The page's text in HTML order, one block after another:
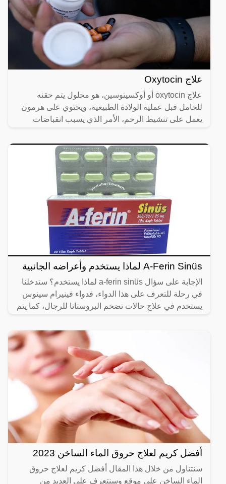
علاج Oxytocin
علاج oxytocin أو أوكسيتوسين، هو محلول يتم حقنه
للحامل قبل عملية الولادة الطبيعية، ويحتوي على هرمون
يعمل على تنشيط الرحم، الأمر الذي يسبب انقباضات
A-Ferin Sinüs لماذا يستخدم وأعراضه الجانبية
الإجابة على سؤال a-ferin sinüs لماذا يستخدم؟ ستدخلنا
في رحلة للتعرف على هذا الدواء، فدواء فينيرام سينوس
يستخدم في علاج حالات تضخم البروستاتا للرجال، كما يتم
أفضل كريم لعلاج حروق الماء الساخن 2023
سنتناول من خلال هذا المقال أفضل كريم لعلاج حروق
الماء الساخن على موقع وسنتعرف على العديد من